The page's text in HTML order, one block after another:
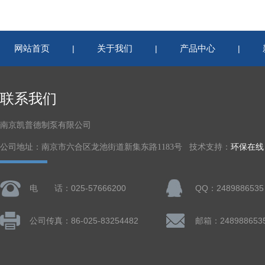
网站首页 | 关于我们 | 产品中心 |
联系我们
南京凯普德制泵有限公司
公司地址：南京市六合区龙池街道新集东路1183号 技术支持： 环保在线
电 话：025-57666200 QQ：2489886535
公司传真：86-025-83254482 邮箱：